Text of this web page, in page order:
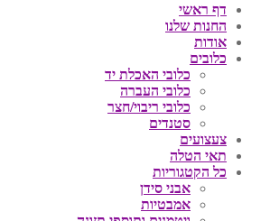
דף ראשי
החנות שלנו
אודות
כלובים
כלובי האכלת יד
כלובי העברה
כלובי ריבוי/חצר
סטנדים
צעצועים
תאי הטלה
כל הקטגוריות
אבני סידן
אמבטיות